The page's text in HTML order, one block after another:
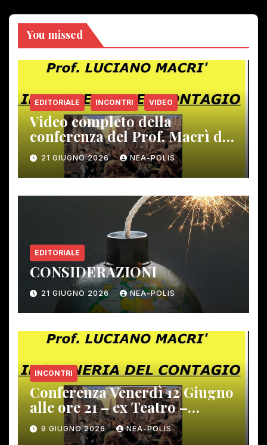
You missed
EDITORIALE INCONTRI VIDEO
Video completo della
conferenza del Prof. Macrì del
12 giugno scorso
21 GIUGNO 2026 NEA-POLIS
EDITORIALE
CONSIDERAZIONI
21 GIUGNO 2026 NEA-POLIS
INCONTRI
Conferenza Venerdì 12 Giugno
alle ore 21 – ex Teatro –
Gambassi Terme –
9 GIUGNO 2026 NEA-POLIS